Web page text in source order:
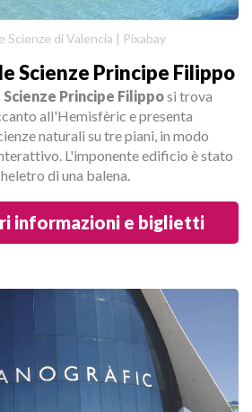
Scienze di Valencia | Pixabay
Scienze Principe Filippo
Principe Filipposi trova
all'Hemisfèric e presenta
naturali su tre piani, in modo
L'imponente edificio è stato
di una balena.
informazioni e biglietti